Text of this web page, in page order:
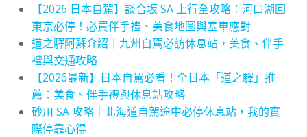
【2026 日本自駕】談合坂 SA 上行全攻略：河口湖回
東京必停！必買伴手禮、美食地圖與塞車應對
道之驛阿蘇介紹｜九州自駕必訪休息站，美食、伴手
禮與交通攻略
【2026最新】日本自駕必看！全日本「道之驛」推
薦：美食、伴手禮與休息站攻略
砂川 SA 攻略｜北海道自駕途中必停休息站，我的實
際停靠心得